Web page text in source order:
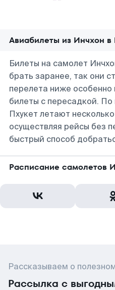
Авиабилеты из Инчхон в
Билеты на самолет
брать заранее, так они
перелета ниже особенно
билеты с пересадкой.
Пхукет летают
осуществляя рейсы без
быстрый способ
Расписание самолетов
Рассказываем о
Рассылка с